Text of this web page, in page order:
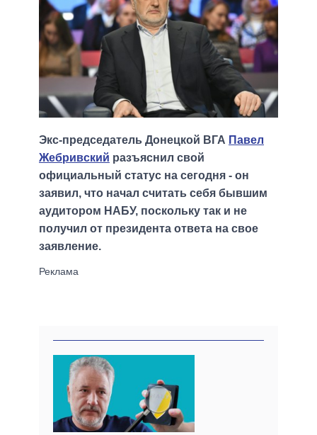
Экс-председатель Донецкой ВГА Павел
Жебривский разъяснил свой
официальный статус на сегодня - он
заявил, что начал считать себя бывшим
аудитором НАБУ, поскольку так и не
получил от президента ответа на свое
заявление.